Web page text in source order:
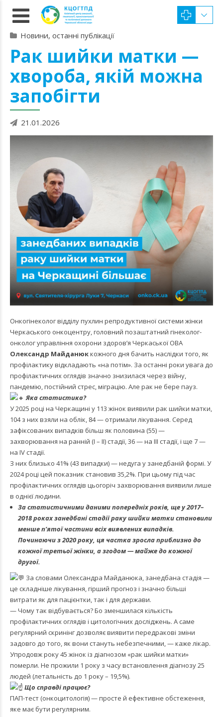
Новини, останні публікації
Рак шийки матки —
хвороба, якій можна
запобігти
21.01.2026
Онкогінеколог відділу пухлин репродуктивної системи жінки
Черкаського онкоцентру, головний позаштатний гінеколог-
онколог управління охорони здоров’я Черкаської ОВА
Олександр Майданюккожного дня бачить наслідки того, як
профілактику відкладають «на потім». За останні роки увага до
профілактичних оглядів значно знизилася через війну,
пандемію, постійний стрес, міграцію. Але рак не бере пауз.
Яка статистика?
У 2025 році на Черкащині у 113 жінок виявили рак шийки матки,
104 з них взяли на облік, 84 — отримали лікування. Серед
зафіксованих випадків більш як половина (55) —
захворювання на ранній (І – ІІ) стадії, 36 — на ІІІ стадії, і ще 7 —
на IV стадії.
З них близько 41% (43 випадки) — недуга у занедбаній формі. У
2024 році цей показник становив 35,2%. При цьому під час
профілактичних оглядів цьогоріч захворювання виявили лише
в однієї людини.
За статистичними даними попередніх років, ще у 2017–
2018 роках занедбані стадії раку шийки матки становили
менше п’ятої частини всіх виявлених випадків.
Починаючи з 2020 року, ця частка зросла приблизно до
кожної третьої жінки, а згодом — майже до кожної
другої.
За словами Олександра Майданюка, занедбана стадія —
це складніше лікування, гірший прогноз і значно більші
витрати як для пацієнтки, так і для держави.
— Чому так відбувається? Бо зменшилася кількість
профілактичних оглядів і цитологічних досліджень. А саме
регулярний скринінг дозволяє виявити передракові зміни
задовго до того, як вони стануть небезпечними, — каже лікар.
Упродовж року 45 жінок із діагнозом «рак шийки матки»
померли. Не прожили 1 року з часу встановлення діагнозу 25
людей (летальність до 1 року – 19,5%).
Що справді працює?
ПАП-тест (онкоцитологія) — просте й ефективне обстеження,
яке має бути регулярним.